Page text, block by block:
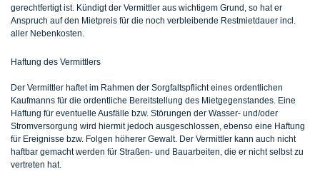
gerechtfertigt ist. Kündigt der Vermittler aus wichtigem Grund, so hat er
Anspruch auf den Mietpreis für die noch verbleibende Restmietdauer incl.
aller Nebenkosten.
Haftung des Vermittlers
Der Vermittler haftet im Rahmen der Sorgfaltspflicht eines ordentlichen
Kaufmanns für die ordentliche Bereitstellung des Mietgegenstandes. Eine
Haftung für eventuelle Ausfälle bzw. Störungen der Wasser- und/oder
Stromversorgung wird hiermit jedoch ausgeschlossen, ebenso eine Haftung
für Ereignisse bzw. Folgen höherer Gewalt. Der Vermittler kann auch nicht
haftbar gemacht werden für Straßen- und Bauarbeiten, die er nicht selbst zu
vertreten hat.